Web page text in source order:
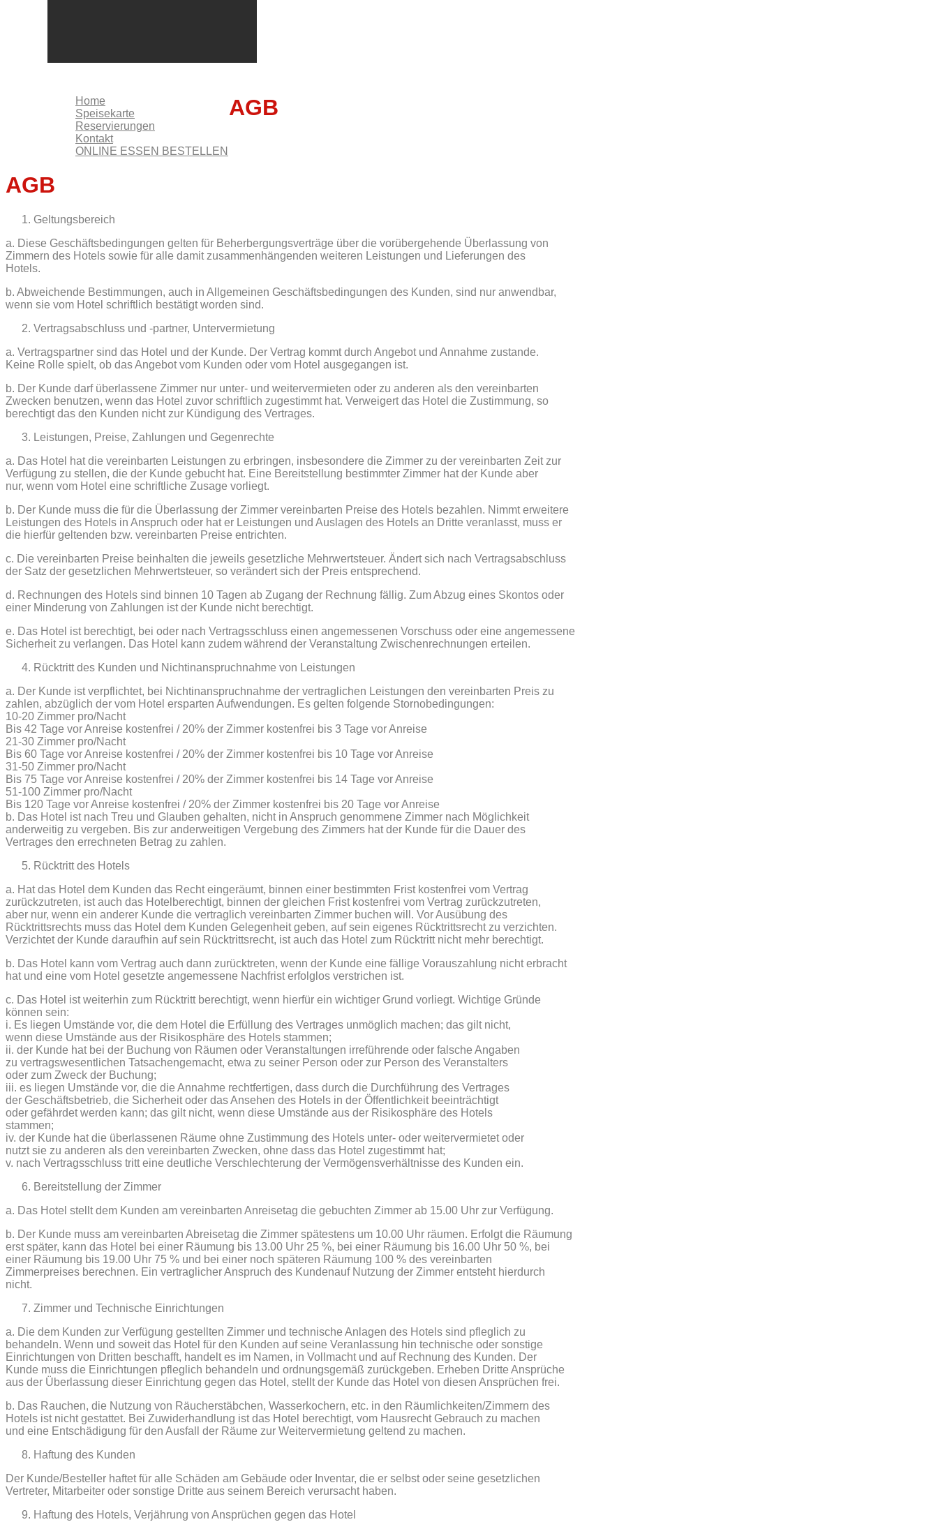
Home
Speisekarte
Reservierungen
Kontakt
ONLINE ESSEN BESTELLEN
AGB
AGB
Geltungsbereich
a. Diese Geschäftsbedingungen gelten für Beherbergungsverträge über die vorübergehende Überlassung von
Zimmern des Hotels sowie für alle damit zusammenhängenden weiteren Leistungen und Lieferungen des
Hotels.
b. Abweichende Bestimmungen, auch in Allgemeinen Geschäftsbedingungen des Kunden, sind nur anwendbar,
wenn sie vom Hotel schriftlich bestätigt worden sind.
Vertragsabschluss und -partner, Untervermietung
a. Vertragspartner sind das Hotel und der Kunde. Der Vertrag kommt durch Angebot und Annahme zustande.
Keine Rolle spielt, ob das Angebot vom Kunden oder vom Hotel ausgegangen ist.
b. Der Kunde darf überlassene Zimmer nur unter- und weitervermieten oder zu anderen als den vereinbarten
Zwecken benutzen, wenn das Hotel zuvor schriftlich zugestimmt hat. Verweigert das Hotel die Zustimmung, so
berechtigt das den Kunden nicht zur Kündigung des Vertrages.
Leistungen, Preise, Zahlungen und Gegenrechte
a. Das Hotel hat die vereinbarten Leistungen zu erbringen, insbesondere die Zimmer zu der vereinbarten Zeit zur
Verfügung zu stellen, die der Kunde gebucht hat. Eine Bereitstellung bestimmter Zimmer hat der Kunde aber
nur, wenn vom Hotel eine schriftliche Zusage vorliegt.
b. Der Kunde muss die für die Überlassung der Zimmer vereinbarten Preise des Hotels bezahlen. Nimmt erweitere
Leistungen des Hotels in Anspruch oder hat er Leistungen und Auslagen des Hotels an Dritte veranlasst, muss er
die hierfür geltenden bzw. vereinbarten Preise entrichten.
c. Die vereinbarten Preise beinhalten die jeweils gesetzliche Mehrwertsteuer. Ändert sich nach Vertragsabschluss
der Satz der gesetzlichen Mehrwertsteuer, so verändert sich der Preis entsprechend.
d. Rechnungen des Hotels sind binnen 10 Tagen ab Zugang der Rechnung fällig. Zum Abzug eines Skontos oder
einer Minderung von Zahlungen ist der Kunde nicht berechtigt.
e. Das Hotel ist berechtigt, bei oder nach Vertragsschluss einen angemessenen Vorschuss oder eine angemessene
Sicherheit zu verlangen. Das Hotel kann zudem während der Veranstaltung Zwischenrechnungen erteilen.
Rücktritt des Kunden und Nichtinanspruchnahme von Leistungen
a. Der Kunde ist verpflichtet, bei Nichtinanspruchnahme der vertraglichen Leistungen den vereinbarten Preis zu
zahlen, abzüglich der vom Hotel ersparten Aufwendungen. Es gelten folgende Stornobedingungen:
10-20 Zimmer pro/Nacht
Bis 42 Tage vor Anreise kostenfrei / 20% der Zimmer kostenfrei bis 3 Tage vor Anreise
21-30 Zimmer pro/Nacht
Bis 60 Tage vor Anreise kostenfrei / 20% der Zimmer kostenfrei bis 10 Tage vor Anreise
31-50 Zimmer pro/Nacht
Bis 75 Tage vor Anreise kostenfrei / 20% der Zimmer kostenfrei bis 14 Tage vor Anreise
51-100 Zimmer pro/Nacht
Bis 120 Tage vor Anreise kostenfrei / 20% der Zimmer kostenfrei bis 20 Tage vor Anreise
b. Das Hotel ist nach Treu und Glauben gehalten, nicht in Anspruch genommene Zimmer nach Möglichkeit
anderweitig zu vergeben. Bis zur anderweitigen Vergebung des Zimmers hat der Kunde für die Dauer des
Vertrages den errechneten Betrag zu zahlen.
Rücktritt des Hotels
a. Hat das Hotel dem Kunden das Recht eingeräumt, binnen einer bestimmten Frist kostenfrei vom Vertrag
zurückzutreten, ist auch das Hotelberechtigt, binnen der gleichen Frist kostenfrei vom Vertrag zurückzutreten,
aber nur, wenn ein anderer Kunde die vertraglich vereinbarten Zimmer buchen will. Vor Ausübung des
Rücktrittsrechts muss das Hotel dem Kunden Gelegenheit geben, auf sein eigenes Rücktrittsrecht zu verzichten.
Verzichtet der Kunde daraufhin auf sein Rücktrittsrecht, ist auch das Hotel zum Rücktritt nicht mehr berechtigt.
b. Das Hotel kann vom Vertrag auch dann zurücktreten, wenn der Kunde eine fällige Vorauszahlung nicht erbracht
hat und eine vom Hotel gesetzte angemessene Nachfrist erfolglos verstrichen ist.
c. Das Hotel ist weiterhin zum Rücktritt berechtigt, wenn hierfür ein wichtiger Grund vorliegt. Wichtige Gründe
können sein:
i. Es liegen Umstände vor, die dem Hotel die Erfüllung des Vertrages unmöglich machen; das gilt nicht,
wenn diese Umstände aus der Risikosphäre des Hotels stammen;
ii. der Kunde hat bei der Buchung von Räumen oder Veranstaltungen irreführende oder falsche Angaben
zu vertragswesentlichen Tatsachengemacht, etwa zu seiner Person oder zur Person des Veranstalters
oder zum Zweck der Buchung;
iii. es liegen Umstände vor, die die Annahme rechtfertigen, dass durch die Durchführung des Vertrages
der Geschäftsbetrieb, die Sicherheit oder das Ansehen des Hotels in der Öffentlichkeit beeinträchtigt
oder gefährdet werden kann; das gilt nicht, wenn diese Umstände aus der Risikosphäre des Hotels
stammen;
iv. der Kunde hat die überlassenen Räume ohne Zustimmung des Hotels unter- oder weitervermietet oder
nutzt sie zu anderen als den vereinbarten Zwecken, ohne dass das Hotel zugestimmt hat;
v. nach Vertragsschluss tritt eine deutliche Verschlechterung der Vermögensverhältnisse des Kunden ein.
Bereitstellung der Zimmer
a. Das Hotel stellt dem Kunden am vereinbarten Anreisetag die gebuchten Zimmer ab 15.00 Uhr zur Verfügung.
b. Der Kunde muss am vereinbarten Abreisetag die Zimmer spätestens um 10.00 Uhr räumen. Erfolgt die Räumung
erst später, kann das Hotel bei einer Räumung bis 13.00 Uhr 25 %, bei einer Räumung bis 16.00 Uhr 50 %, bei
einer Räumung bis 19.00 Uhr 75 % und bei einer noch späteren Räumung 100 % des vereinbarten
Zimmerpreises berechnen. Ein vertraglicher Anspruch des Kundenauf Nutzung der Zimmer entsteht hierdurch
nicht.
Zimmer und Technische Einrichtungen
a. Die dem Kunden zur Verfügung gestellten Zimmer und technische Anlagen des Hotels sind pfleglich zu
behandeln. Wenn und soweit das Hotel für den Kunden auf seine Veranlassung hin technische oder sonstige
Einrichtungen von Dritten beschafft, handelt es im Namen, in Vollmacht und auf Rechnung des Kunden. Der
Kunde muss die Einrichtungen pfleglich behandeln und ordnungsgemäß zurückgeben. Erheben Dritte Ansprüche
aus der Überlassung dieser Einrichtung gegen das Hotel, stellt der Kunde das Hotel von diesen Ansprüchen frei.
b. Das Rauchen, die Nutzung von Räucherstäbchen, Wasserkochern, etc. in den Räumlichkeiten/Zimmern des
Hotels ist nicht gestattet. Bei Zuwiderhandlung ist das Hotel berechtigt, vom Hausrecht Gebrauch zu machen
und eine Entschädigung für den Ausfall der Räume zur Weitervermietung geltend zu machen.
Haftung des Kunden
Der Kunde/Besteller haftet für alle Schäden am Gebäude oder Inventar, die er selbst oder seine gesetzlichen
Vertreter, Mitarbeiter oder sonstige Dritte aus seinem Bereich verursacht haben.
Haftung des Hotels, Verjährung von Ansprüchen gegen das Hotel